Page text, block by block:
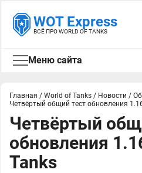
WOT Express
ВСЁ ПРО WORLD OF TANKS
Меню сайта
Главная / World of Tanks / Новости /
Четвёртый общий тест обновления
Четвёртый
обновления
Tanks